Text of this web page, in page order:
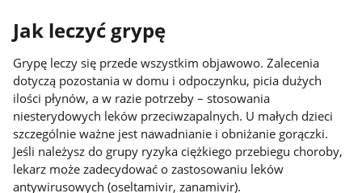
Jak leczyć grypę
Grypę leczy się przede wszystkim objawowo. Zalecenia
dotyczą pozostania w domu i odpoczynku, picia dużych
ilości płynów, a w razie potrzeby – stosowania
niesterydowych leków przeciwzapalnych. U małych dzieci
szczególnie ważne jest nawadnianie i obniżanie gorączki.
Jeśli należysz do grupy ryzyka ciężkiego przebiegu choroby,
lekarz może zadecydować o zastosowaniu leków
antywirusowych (oseltamivir, zanamivir).